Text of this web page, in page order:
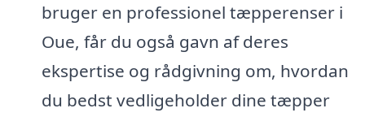
bruger en professionel tæpperenser i
Oue, får du også gavn af deres
ekspertise og rådgivning om, hvordan
du bedst vedligeholder dine tæpper